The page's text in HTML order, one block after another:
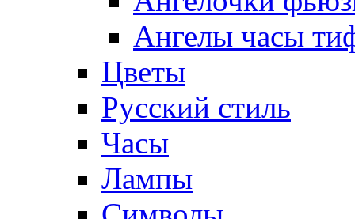
Ангелы часы
Цветы
Русский стиль
Часы
Лампы